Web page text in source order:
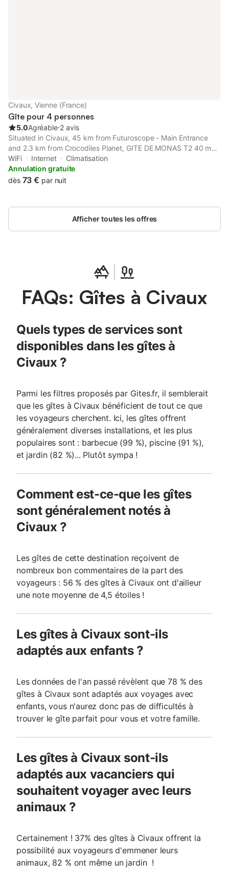
Civaux, Vienne (France)
Gîte pour 4 personnes
5.0Agréable⋅2 avis
Situated in Civaux, 45 km from Futuroscope - Main Entrance
and 2.3 km from Crocodiles Planet, GITE DE MONAS T2 40 m2
tout confort offers air conditioning.
WiFi Internet
Climatisation
Annulation gratuite
dès 73 € par nuit
Afficher toutes les offres
FAQs: Gîtes à Civaux
Quels types de services sont
disponibles dans les gîtes à
Civaux ?
Parmi les filtres proposés par Gites.fr, il semblerait
que les gîtes à Civaux bénéficient de tout ce que
les voyageurs cherchent. Ici, les gîtes offrent
généralement diverses installations, et les plus
populaires sont : barbecue (99 %), piscine (91 %),
et jardin (82 %)... Plutôt sympa !
Comment est-ce-que les gîtes
sont généralement notés à
Civaux ?
Les gîtes de cette destination reçoivent de
nombreux bon commentaires de la part des
voyageurs : 56 % des gîtes à Civaux ont d'ailleur
une note moyenne de 4,5 étoiles !
Les gîtes à Civaux sont-ils
adaptés aux enfants ?
Les données de l'an passé révèlent que 78 % des
gîtes à Civaux sont adaptés aux voyages avec
enfants, vous n'aurez donc pas de difficultés à
trouver le gîte parfait pour vous et votre famille.
Les gîtes à Civaux sont-ils
adaptés aux vacanciers qui
souhaitent voyager avec leurs
animaux ?
Certainement ! 37% des gîtes à Civaux offrent la
possibilité aux voyageurs d'emmener leurs
animaux, 82 % ont même un jardin !